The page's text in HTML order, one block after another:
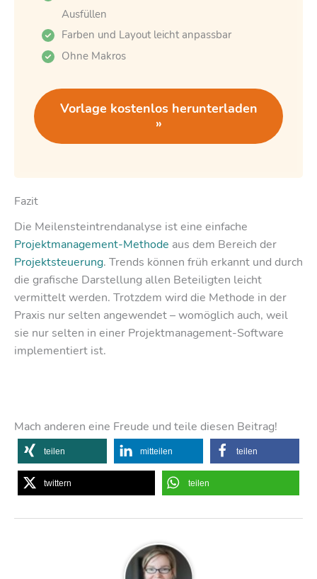
Ausfüllen
Farben und Layout leicht anpassbar
Ohne Makros
Vorlage kostenlos herunterladen
»
Fazit
Die Meilensteintrendanalyse ist eine einfache
Projektmanagement-Methode aus dem Bereich der
Projektsteuerung. Trends können früh erkannt und durch
die grafische Darstellung allen Beteiligten leicht
vermittelt werden. Trotzdem wird die Methode in der
Praxis nur selten angewendet – womöglich auch, weil
sie nur selten in einer Projektmanagement-Software
implementiert ist.
Mach anderen eine Freude und teile diesen Beitrag!
teilen mitteilen teilen
twittern teilen